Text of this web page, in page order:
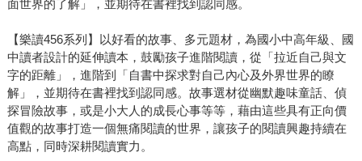
面世界的了解」，並期待在書裡找到認同感。
【樂讀456系列】以好看的故事、多元題材，為國小中高年級、國
中讀者設計的延伸讀本，鼓勵孩子進階閱讀，從「拉近自己與文
字的距離」，進階到「自書中探求對自己內心及外界世界的瞭
解」，並期待在書裡找到認同感。故事選材從幽默趣味童話、偵
探冒險故事，或是小大人的成長心事等等，藉由這些具有正向價
值觀的故事打造一個無痛閱讀的世界，讓孩子的閱讀興趣持續在
高點，同時深耕閱讀實力。